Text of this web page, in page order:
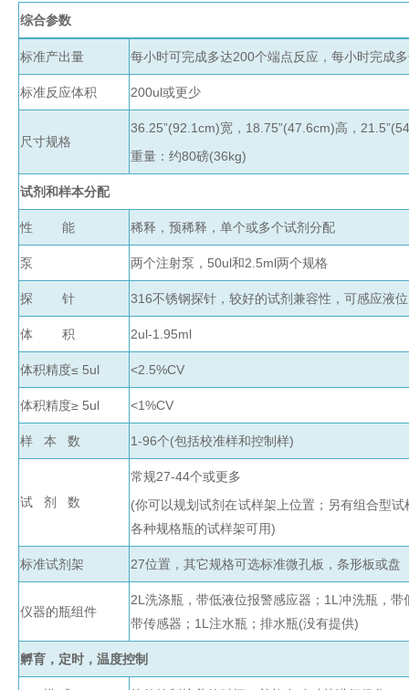
空
泵
仪
培
养
氮
罐
程
序
仪
离
心
机
真
空
抽
吸
仪
温
记
录
系
分子杂交箱
紫外交联仪
杀菌检测系
综合参数
标准产出量 每小时可完成多达200个端点反应，每小时完成
标准反应体积 200ul或更少
尺寸规格
36.25”(92.1cm)宽，18.75”(47.6cm)高，
重量：约80磅(36kg)
试剂和样本分配
性 能 稀释，预稀释，单个或多个试剂分配
泵 两个注射泵，50ul和2.5ml两个规格
探 针 316不锈钢探针，较好的试剂兼容性，可感应液位
体 积 2ul-1.95ml
体积精度≤ 5ul <2.5%CV
体积精度≥ 5ul <1%CV
样 本 数 1-96个(包括校准样和控制样)
试 剂 数
常规27-44个或更多
(你可以规划试剂在试样架上位置；另有组合型
各种规格瓶的试样架可用)
标准试剂架 27位置，其它规格可选标准微孔板，条形板或盘
仪器的瓶组件
2L洗涤瓶，带低液位报警感应器；1L冲洗瓶，
带传感器；1L注水瓶；排水瓶(没有提供)
孵育，定时，温度控制